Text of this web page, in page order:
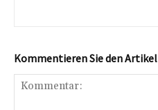
Kommentieren Sie den Artikel